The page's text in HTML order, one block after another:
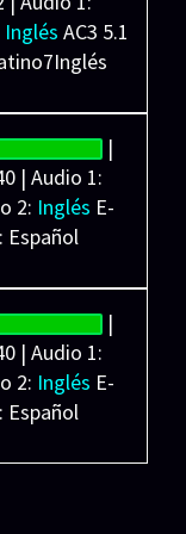
Inglés AC3 5.1
|
| Audio 1:
2: Inglés E-
Español
|
| Audio 1:
2: Inglés E-
Español